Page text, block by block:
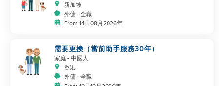
新加坡
外傭 | 全職
From 14日08月2026年
需要更換（當前助手服務30年）
家庭 - 中國人
香港
外傭 | 全職